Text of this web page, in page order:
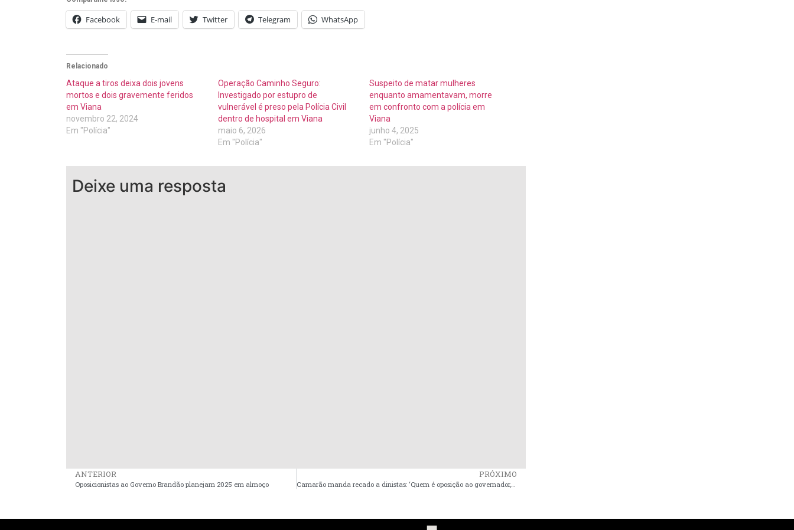
Facebook E-mail Twitter Telegram WhatsApp
Relacionado
Ataque a tiros deixa dois jovens
mortos e dois gravemente feridos
em Viana
novembro 22, 2024
Em "Polícia"
Operação Caminho Seguro:
Investigado por estupro de
vulnerável é preso pela Polícia Civil
dentro de hospital em Viana
maio 6, 2026
Em "Polícia"
Suspeito de matar mulheres
enquanto amamentavam, morre
em confronto com a polícia em
Viana
junho 4, 2025
Em "Polícia"
Deixe uma resposta
ANTERIOR
Oposicionistas ao Governo Brandão planejam 2025 em almoço
PRÓXIMO